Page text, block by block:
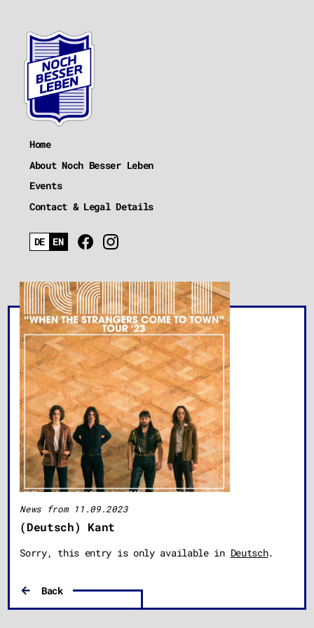
Home
About Noch Besser Leben
Events
Contact & Legal Details
News from 11.09.2023
(Deutsch) Kant
Sorry, this entry is only available in Deutsch.
Back